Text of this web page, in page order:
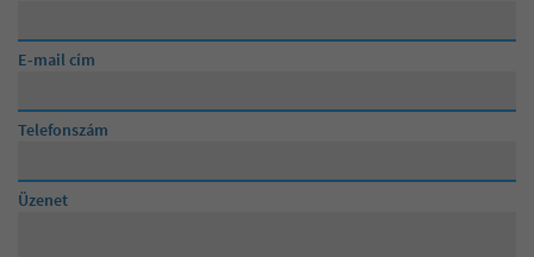
100 000 000 Ft
E-mail cím
Telefonszám
Üzenet